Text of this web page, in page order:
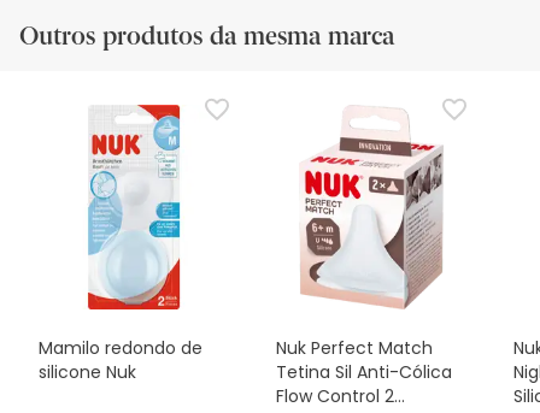
Outros produtos da mesma marca
Mamilo redondo de
silicone Nuk
Nuk Perfect Match
Tetina Sil Anti-Cólica
Flow Control 2